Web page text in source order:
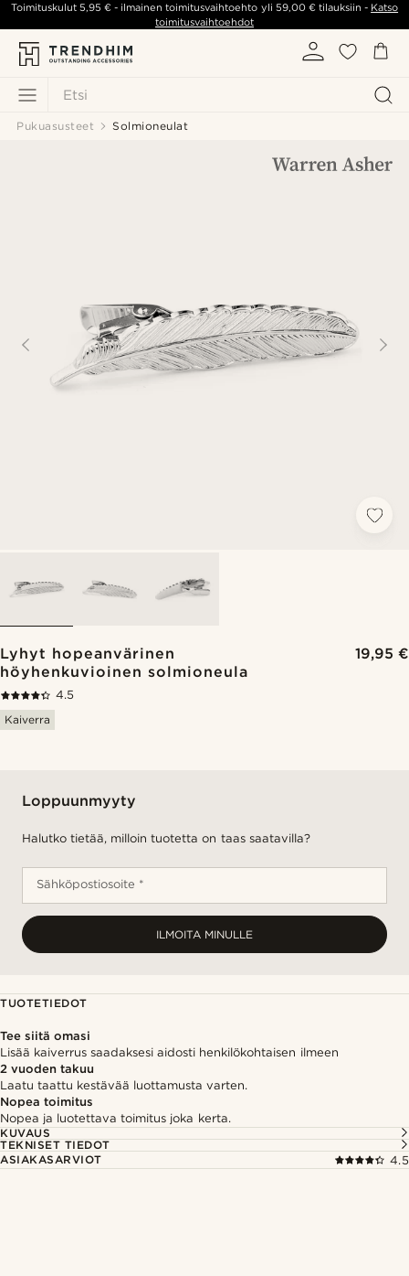
Etsi
Toimituskulut5,95 € - ilmainen toimitusvaihtoehto yli 59,00 €tilauksiin - Katso
toimitusvaihtoehdot
Pukuasusteet Solmioneulat
Lyhyt hopeanvärinen
höyhenkuvioinen solmioneula
19,95 €
4.5
Kaiverra
Loppuunmyyty
Halutko tietää, milloin tuotetta on taas saatavilla?
Sähköpostiosoite *
ILMOITA MINULLE
TUOTETIEDOT
Tee siitä omasi
Lisää kaiverrus saadaksesi aidosti henkilökohtaisen ilmeen
2 vuoden takuu
Laatu taattu kestävää luottamusta varten.
Nopea toimitus
Nopea ja luotettava toimitus joka kerta.
KUVAUS
TEKNISET TIEDOT
ASIAKASARVIOT
4.5